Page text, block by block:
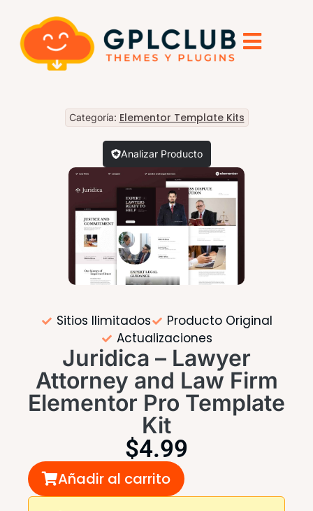
Categoría: Elementor Template Kits
Analizar Producto
Sitios Ilimitados
Producto Original
Actualizaciones
Juridica – Lawyer
Attorney and Law Firm
Elementor Pro Template
Kit
$4.99
Añadir al carrito